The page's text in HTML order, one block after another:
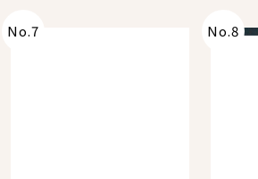
No.7 No.8